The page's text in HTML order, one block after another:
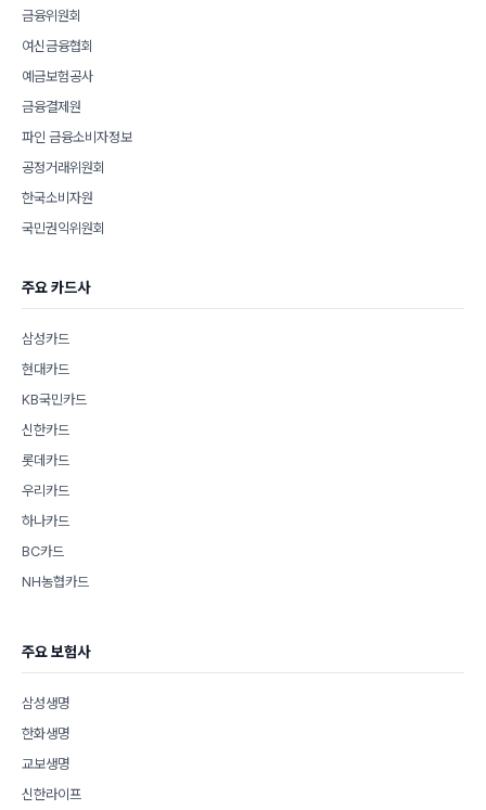
금융위원회
여신금융협회
예금보험공사
금융결제원
파인 금융소비자정보
공정거래위원회
한국소비자원
국민권익위원회
주요 카드사
삼성카드
현대카드
KB국민카드
신한카드
롯데카드
우리카드
하나카드
BC카드
NH농협카드
주요 보험사
삼성생명
한화생명
교보생명
신한라이프